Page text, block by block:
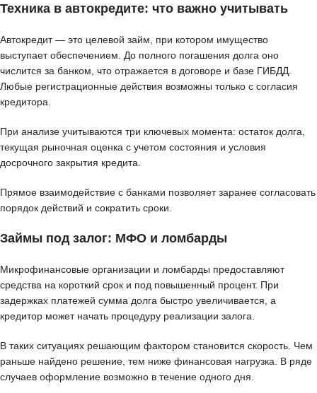
Техника в автокредите: что важно учитывать
Автокредит — это целевой займ, при котором имущество
выступает обеспечением. До полного погашения долга оно
числится за банком, что отражается в договоре и базе ГИБДД.
Любые регистрационные действия возможны только с согласия
кредитора.
При анализе учитываются три ключевых момента: остаток долга,
текущая рыночная оценка с учетом состояния и условия
досрочного закрытия кредита.
Прямое взаимодействие с банками позволяет заранее согласовать
порядок действий и сократить сроки.
Займы под залог: МФО и ломбарды
Микрофинансовые организации и ломбарды предоставляют
средства на короткий срок и под повышенный процент. При
задержках платежей сумма долга быстро увеличивается, а
кредитор может начать процедуру реализации залога.
В таких ситуациях решающим фактором становится скорость. Чем
раньше найдено решение, тем ниже финансовая нагрузка. В ряде
случаев оформление возможно в течение одного дня.